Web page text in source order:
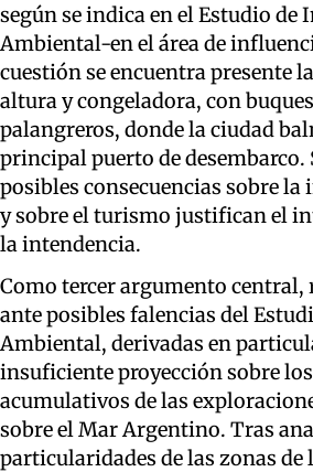
según se indica en el Estudio de
Ambiental-en el área de
cuestión se encuentra presente
altura y congeladora, con
palangreros, donde la ciudad
principal puerto de desembarco.
posibles consecuencias sobre
y sobre el turismo justifican el
la intendencia.
Como tercer argumento central,
ante posibles falencias del
Ambiental, derivadas en
insuficiente proyección sobre
acumulativos de las
sobre el Mar Argentino. Tras
particularidades de las zonas de